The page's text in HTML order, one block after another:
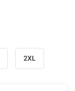
2XL